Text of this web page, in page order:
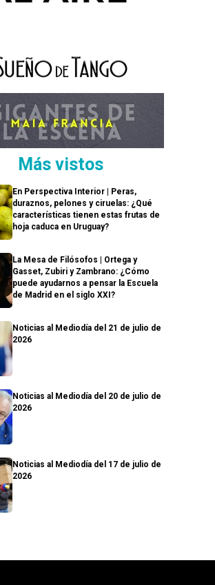
Más vistos
En Perspectiva Interior | Peras,
duraznos, pelones y ciruelas: ¿Qué
características tienen estas frutas de
hoja caduca en Uruguay?
La Mesa de Filósofos | Ortega y
Gasset, Zubiri y Zambrano: ¿Cómo
puede ayudarnos a pensar la Escuela
de Madrid en el siglo XXI?
Noticias al Mediodía del 21 de julio de
2026
Noticias al Mediodía del 20 de julio de
2026
Noticias al Mediodía del 17 de julio de
2026